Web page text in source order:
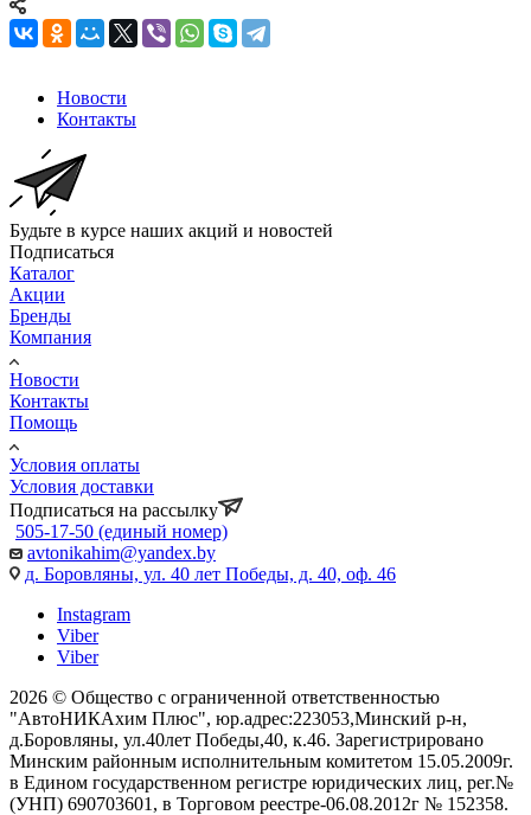
Новости
Контакты
Будьте в курсе наших акций и новостей
Подписаться
Каталог
Акции
Бренды
Компания
Новости
Контакты
Помощь
Условия оплаты
Условия доставки
Подписаться на рассылку
505-17-50 (единый номер)
avtonikahim@yandex.by
д. Боровляны, ул. 40 лет Победы, д. 40, оф. 46
Instagram
Viber
Viber
2026 © Общество с ограниченной ответственностью
"АвтоНИКАхим Плюс", юр.адрес:223053,Минский р-н,
д.Боровляны, ул.40лет Победы,40, к.46. Зарегистрировано
Минским районным исполнительным комитетом 15.05.2009г.
в Едином государственном регистре юридических лиц, рег.№
(УНП) 690703601, в Торговом реестре-06.08.2012г № 152358.